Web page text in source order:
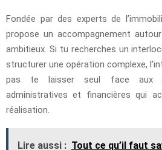
Fondée par des experts de
propose un accompagnement
ambitieux. Si tu recherches un
structurer une opération complexe,
pas te laisser seul face aux
administratives et financières qui
réalisation.
Lire aussi : Tout ce qu’il faut